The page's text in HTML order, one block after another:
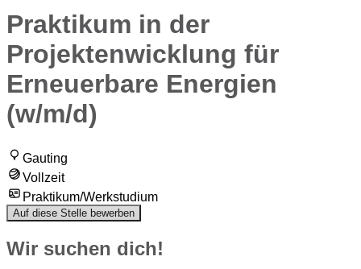
Praktikum in der
Projektenwicklung für
Erneuerbare Energien
(w/m/d)
Gauting
Vollzeit
Praktikum/Werkstudium
Auf diese Stelle bewerben
Wir suchen dich!